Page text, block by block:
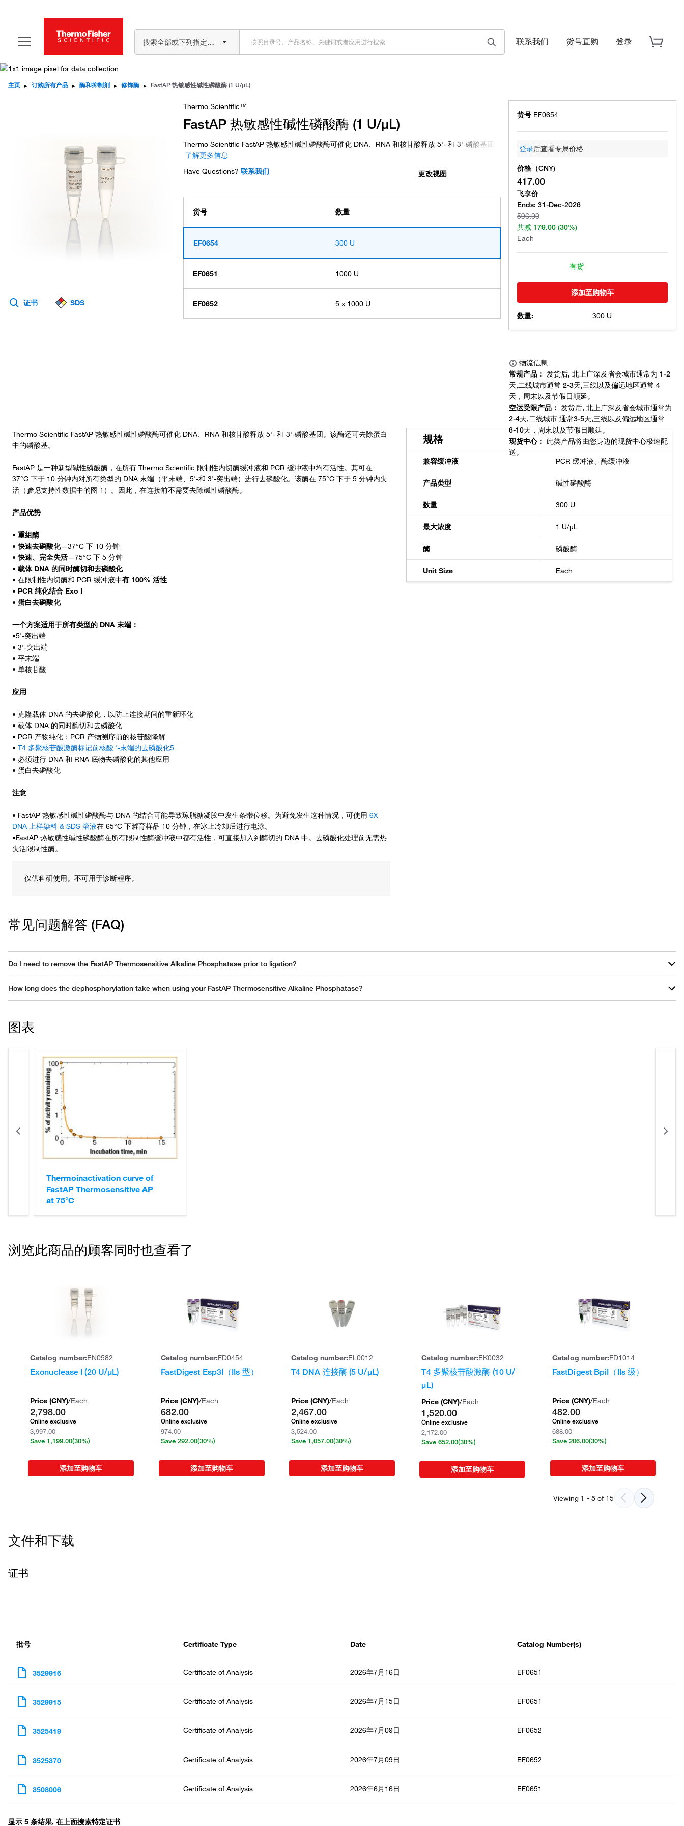
搜索全部或下列指定分类 联系我们 货号直购 登录
主页 ▸ 订购所有产品 ▸ 酶和抑制剂 ▸ 修饰酶 ▸ FastAP 热敏感性碱性磷酸酶 (1 U/μL)
证书 SDS
Thermo Scientific™
FastAP 热敏感性碱性磷酸酶 (1 U/μL)
Thermo Scientific FastAP 热敏感性碱性磷酸酶可催化 DNA、RNA 和核苷酸释放 5'- 和 3'-磷酸基团
了解更多信息
Have Questions? 联系我们 更改视图
货号 数量
EF0654 300 U
EF0651 1000 U
EF0652 5 x 1000 U
货号 EF0654
登录后查看专属价格
价格（CNY)
417.00
飞享价
Ends: 31-Dec-2026
596.00
共减 179.00 (30%)
Each
有货
添加至购物车
数量: 300 U
Thermo Scientific FastAP 热敏感性碱性磷酸酶可催化 DNA、RNA 和核苷酸释放 5'- 和 3'-磷酸基团。该酶还可去除蛋白
中的磷酸基。
FastAP 是一种新型碱性磷酸酶，在所有 Thermo Scientific 限制性内切酶缓冲液和 PCR 缓冲液中均有活性。其可在
37°C 下于 10 分钟内对所有类型的 DNA 末端（平末端、5'-和 3'-突出端）进行去磷酸化。该酶在 75°C 下于 5 分钟内失
活（参见支持性数据中的图 1）。因此，在连接前不需要去除碱性磷酸酶。
产品优势
• 重组酶
•快速去磷酸化—37°C 下 10 分钟
•快速、完全失活—75°C 下 5 分钟
• 载体 DNA 的同时酶切和去磷酸化
• 在限制性内切酶和 PCR 缓冲液中有 100% 活性
• PCR 纯化结合 Exo I
• 蛋白去磷酸化
一个方案适用于所有类型的 DNA 末端：
•5'-突出端
• 3'-突出端
• 平末端
• 单核苷酸
应用
• 克隆载体 DNA 的去磷酸化，以防止连接期间的重新环化
• 载体 DNA 的同时酶切和去磷酸化
• PCR 产物纯化：PCR 产物测序前的核苷酸降解
• T4 多聚核苷酸激酶标记前核酸 '-末端的去磷酸化5
• 必须进行 DNA 和 RNA 底物去磷酸化的其他应用
• 蛋白去磷酸化
注意
• FastAP 热敏感性碱性磷酸酶与 DNA 的结合可能导致琼脂糖凝胶中发生条带位移。为避免发生这种情况，可使用 6X
DNA 上样染料 & SDS 溶液在 65°C 下孵育样品 10 分钟，在冰上冷却后进行电泳。
•FastAP 热敏感性碱性磷酸酶在所有限制性酶缓冲液中都有活性，可直接加入到酶切的 DNA 中。去磷酸化处理前无需热
失活限制性酶。
仅供科研使用。不可用于诊断程序。
规格
兼容缓冲液 PCR 缓冲液、酶缓冲液
产品类型 碱性磷酸酶
数量 300 U
最大浓度 1 U/μL
酶 磷酸酶
Unit Size Each
常见问题解答 (FAQ)
Do I need to remove the FastAP Thermosensitive Alkaline Phosphatase prior to ligation?
How long does the dephosphorylation take when using your FastAP Thermosensitive Alkaline Phosphatase?
图表
Thermoinactivation curve of
FastAP Thermosensitive AP
at 75°C
浏览此商品的顾客同时也查看了
Catalog number:EN0582
Exonuclease I (20 U/μL)
Price (CNY)/Each
2,798.00
Online exclusive
3,997.00
Save1,199.00(30%)
添加至购物车
Catalog number:FD0454
FastDigest Esp3I（IIs 型）
Price (CNY)/Each
682.00
Online exclusive
974.00
Save 292.00(30%)
添加至购物车
Catalog number:EL0012
T4 DNA 连接酶 (5 U/μL)
Price (CNY)/Each
2,467.00
Online exclusive
3,524.00
Save 1,057.00(30%)
添加至购物车
Catalog number:EK0032
T4 多聚核苷酸激酶 (10 U/
μL)
Price (CNY)/Each
1,520.00
Online exclusive
2,172.00
Save652.00(30%)
添加至购物车
Catalog number:FD1014
FastDigest BpiI（IIs 级）
Price (CNY)/Each
482.00
Online exclusive
688.00
Save 206.00(30%)
添加至购物车
Viewing 1 - 5 of 15
文件和下载
证书
批号 Certificate Type Date Catalog Number(s)
3529916 Certificate of Analysis 2026年7月16日 EF0651
3529915 Certificate of Analysis 2026年7月15日 EF0651
3525419 Certificate of Analysis 2026年7月09日 EF0652
3525370 Certificate of Analysis 2026年7月09日 EF0652
3508006 Certificate of Analysis 2026年6月16日 EF0651
显示 5 条结果, 在上面搜索特定证书